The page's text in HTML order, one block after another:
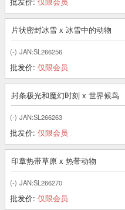
片状密封冰雪 x 冰雪中的动物
(-) JAN:SL266256
批发价: 仅限会员
封条极光和魔幻时刻 x 世界候鸟
(-) JAN:SL266263
批发价: 仅限会员
印章热带草原 x 热带动物
(-) JAN:SL266270
批发价: 仅限会员